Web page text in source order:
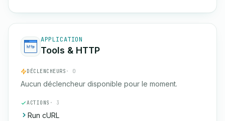
APPLICATION
Tools & HTTP
DÉCLENCHEURS · 0
Aucun déclencheur disponible pour le moment.
ACTIONS · 3
Run cURL